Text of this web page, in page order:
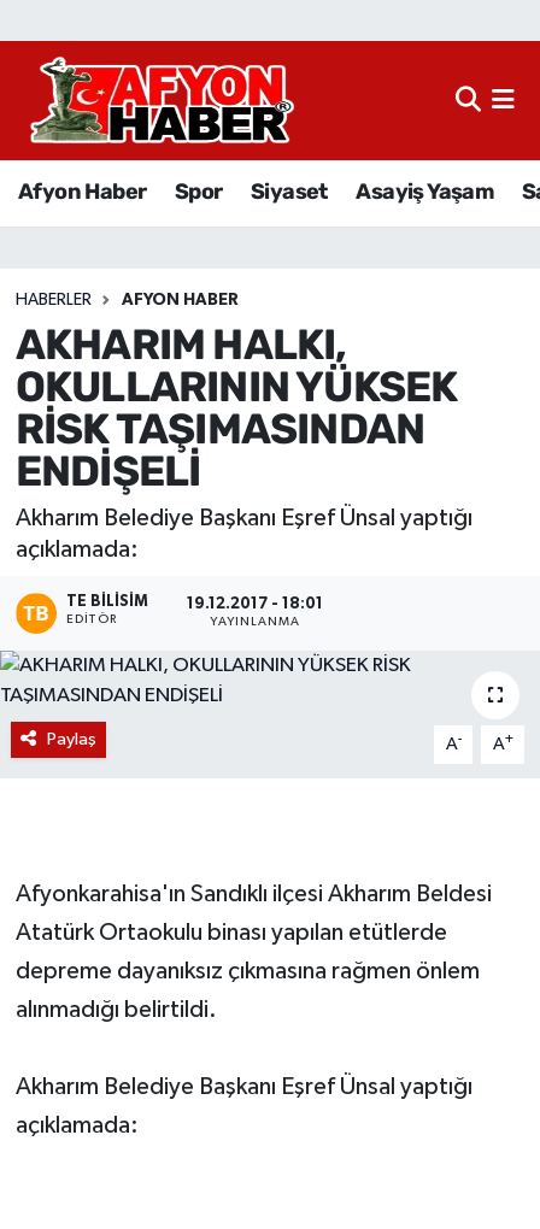
Afyon Haber Spor Siyaset Asayiş Yaşam
HABERLER AFYON HABER
AKHARIM HALKI,
OKULLARININ YÜKSEK
RİSK TAŞIMASINDAN
ENDİŞELİ
Akharım Belediye Başkanı Eşref Ünsal yaptığı
açıklamada:
TE BILISIM
EDITÖR
19.12.2017 - 18:01
YAYINLANMA
Paylaş A- A+
Afyonkarahisa'ın Sandıklı ilçesi Akharım Beldesi
Atatürk Ortaokulu binası yapılan etütlerde
depreme dayanıksız çıkmasına rağmen önlem
alınmadığı belirtildi.
Akharım Belediye Başkanı Eşref Ünsal yaptığı
açıklamada:
Afyon Haber
Sağlık
Eğitim
Sivil Toplum
Ekonomi